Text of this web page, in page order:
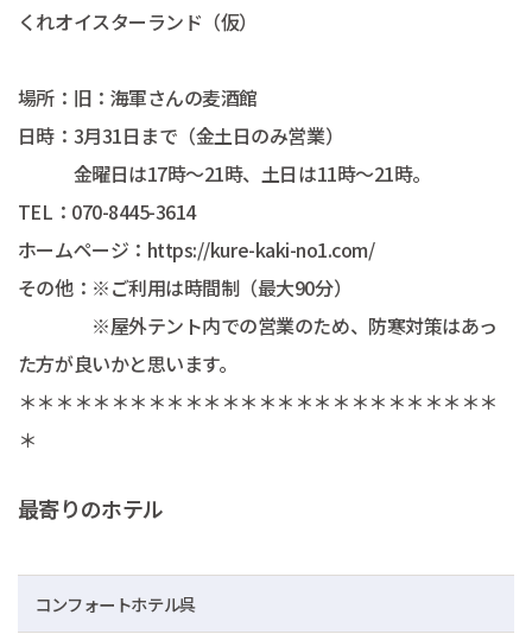
くれオイスターランド（仮）
場所：旧：海軍さんの麦酒館
日時：3月31日まで（金土日のみ営業）
金曜日は17時～21時、土日は11時～21時。
TEL：070-8445-3614
ホームページ：https://kure-kaki-no1.com/
その他：※ご利用は時間制（最大90分）
※屋外テント内での営業のため、防寒対策はあっ
た方が良いかと思います。
＊＊＊＊＊＊＊＊＊＊＊＊＊＊＊＊＊＊＊＊＊＊＊＊＊＊
＊
最寄りのホテル
コンフォートホテル呉